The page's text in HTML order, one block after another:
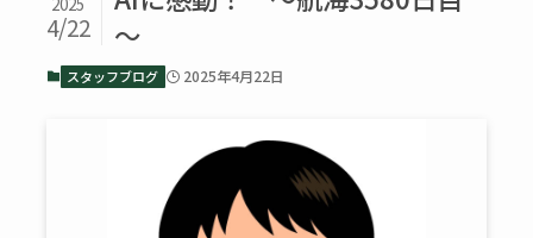
～
4/22
スタッフブログ 2025年4月22日